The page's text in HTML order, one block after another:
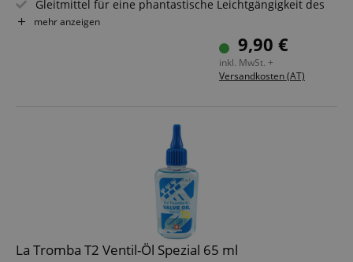
Gleitmittel für eine phantastische Leichtgängigkeit des
Zuges
mehr anzeigen
9,90 €
inkl. MwSt. +
Versandkosten (AT)
La Tromba T2 Ventil-Öl Spezial 65 ml